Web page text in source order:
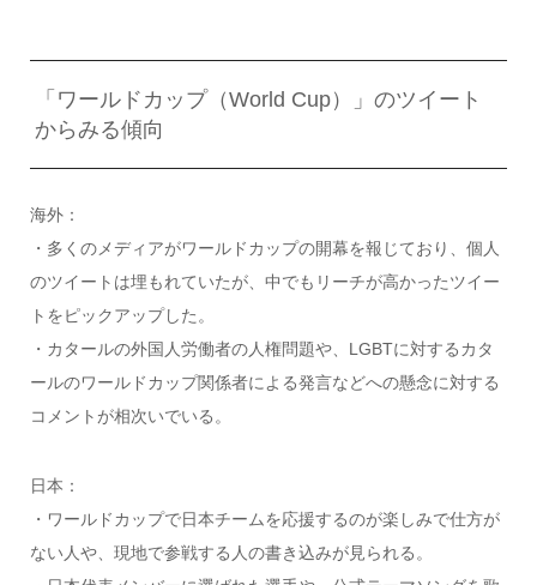
「ワールドカップ（World Cup）」のツイート
からみる傾向
海外：
・多くのメディアがワールドカップの開幕を報じており、個人
のツイートは埋もれていたが、中でもリーチが高かったツイー
トをピックアップした。
・カタールの外国人労働者の人権問題や、LGBTに対するカタ
ールのワールドカップ関係者による発言などへの懸念に対する
コメントが相次いでいる。
日本：
・ワールドカップで日本チームを応援するのが楽しみで仕方が
ない人や、現地で参戦する人の書き込みが見られる。